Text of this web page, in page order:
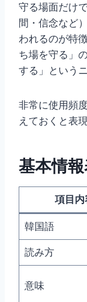
守る場面だけ
間・信念など
われるのが特
ち場を守る」
する」という
非常に使用頻
えておくと表
基本情
項目内
韓国語
読み方
意味